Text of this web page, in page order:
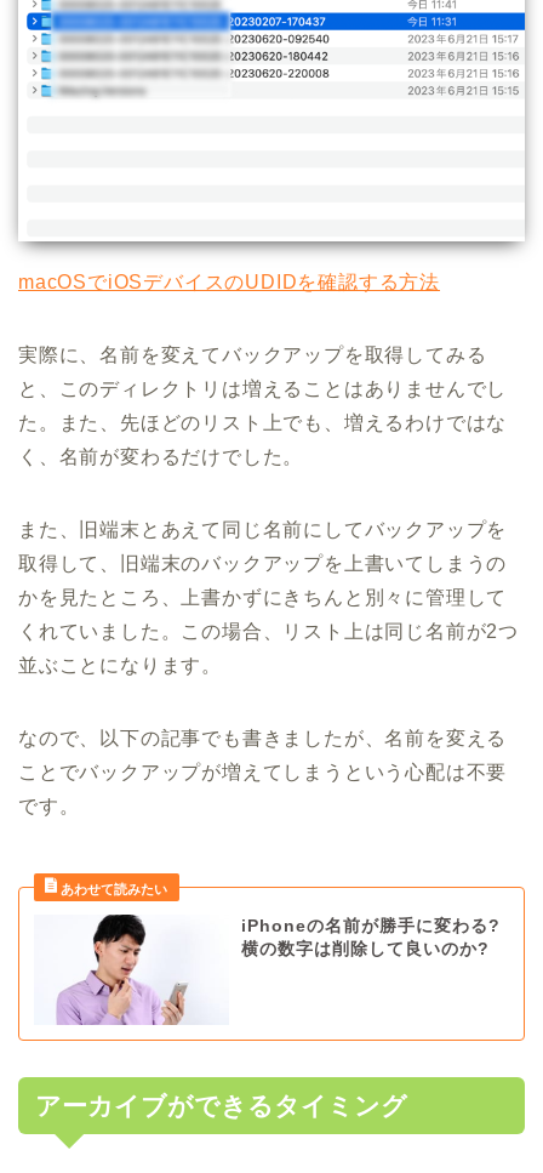
macOSでiOSデバイスのUDIDを確認する方法
実際に、名前を変えてバックアップを取得してみる
と、このディレクトリは増えることはありませんでし
た。また、先ほどのリスト上でも、増えるわけではな
く、名前が変わるだけでした。
また、旧端末とあえて同じ名前にしてバックアップを
取得して、旧端末のバックアップを上書いてしまうの
かを見たところ、上書かずにきちんと別々に管理して
くれていました。この場合、リスト上は同じ名前が2つ
並ぶことになります。
なので、以下の記事でも書きましたが、名前を変える
ことでバックアップが増えてしまうという心配は不要
です。
iPhoneの名前が勝手に変わる?
横の数字は削除して良いのか?
アーカイブができるタイミング